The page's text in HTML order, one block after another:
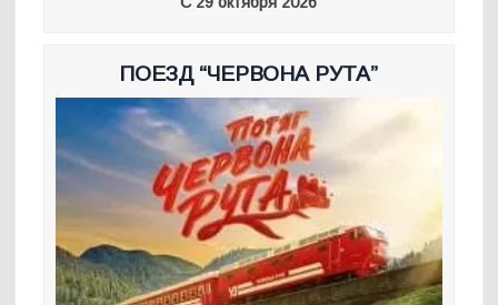
ПОЕЗД “ЧЕРВОНА РУТА”